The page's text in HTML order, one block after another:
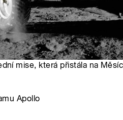
mise, která přistála na
Apollo